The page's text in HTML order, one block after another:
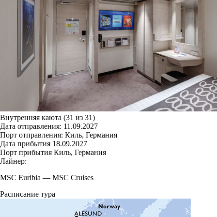
Внутренняя каюта (31 из 31)
Дата отправления: 11.09.2027
Порт отправления: Киль, Германия
Дата прибытия 18.09.2027
Порт прибытия Киль, Германия
Лайнер:
MSC Euribia — MSC Cruises
Расписание тура